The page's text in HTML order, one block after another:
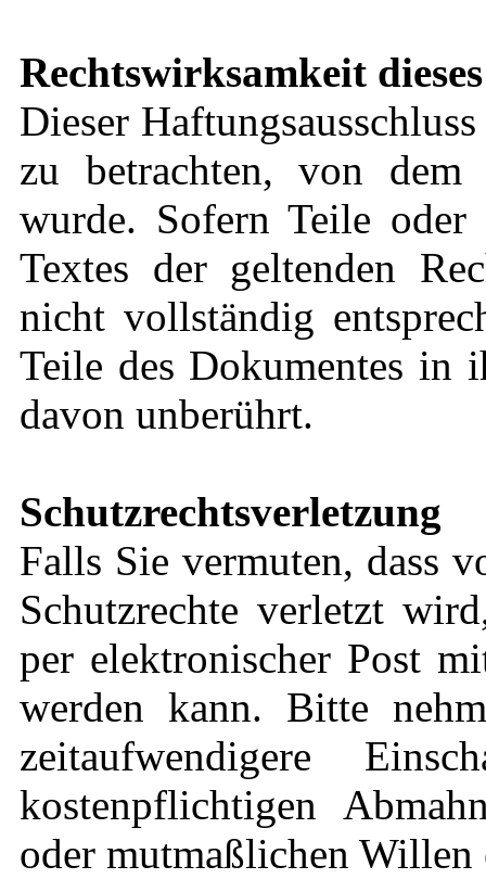
Rechtswirksamkeit
Dieser
zu betrachten, von dem
wurde. Sofern Teile oder
Textes der geltenden
nicht vollständig
Teile des Dokumentes
davon unberührt.
Schutzrechtsverletzung
Falls Sie vermuten, dass
Schutzrechte verletzt
per elektronischer Post
werden kann. Bitte
zeitaufwendigere
kostenpflichtigen
oder mutmaßlichen Willen